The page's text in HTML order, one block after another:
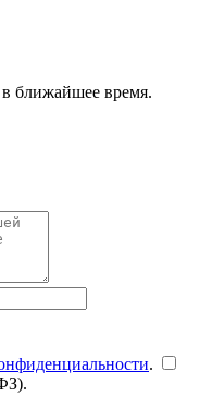
ближайшее время.
.